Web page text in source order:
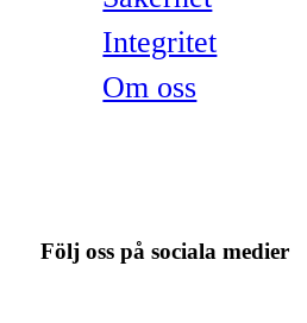
Integritet
Om oss
Följ oss på sociala medier